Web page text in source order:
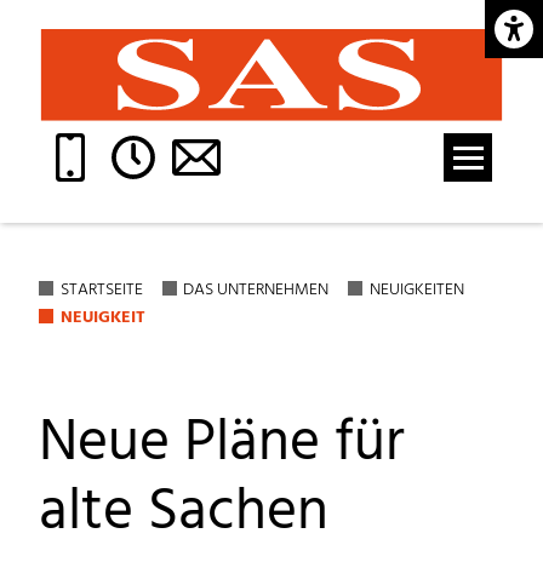
STARTSEITE DAS UNTERNEHMEN
NEUIGKEITEN
NEUIGKEIT
Neue Pläne für
alte Sachen